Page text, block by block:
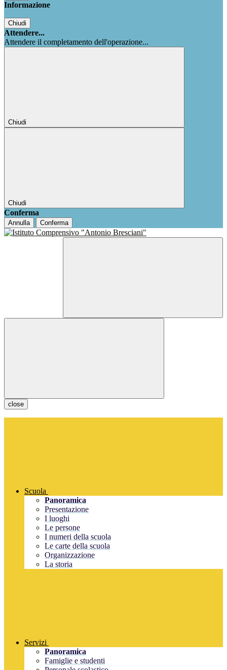
Informazione
Chiudi
Attendere...
Attendere il completamento dell'operazione...
Chiudi
Chiudi
Conferma
Annulla Conferma
close
Scuola
Panoramica
Presentazione
I luoghi
Le persone
I numeri della scuola
Le carte della scuola
Organizzazione
La storia
Servizi
Panoramica
Famiglie e studenti